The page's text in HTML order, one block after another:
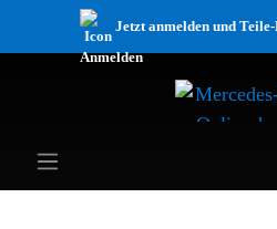
Jetzt anmelden und